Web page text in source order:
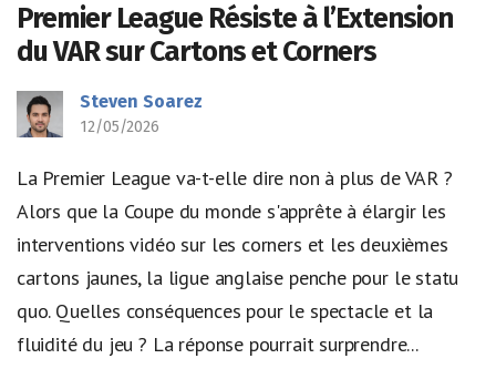
Premier League Résiste à l’Extension
du VAR sur Cartons et Corners
Steven Soarez
12/05/2026
La Premier League va-t-elle dire non à plus de VAR ?
Alors que la Coupe du monde s'apprête à élargir les
interventions vidéo sur les corners et les deuxièmes
cartons jaunes, la ligue anglaise penche pour le statu
quo. Quelles conséquences pour le spectacle et la
fluidité du jeu ? La réponse pourrait surprendre...